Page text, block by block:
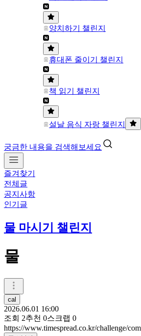
양치하기 챌린지
휴대폰 줄이기 챌린지
책 읽기 챌린지
설날 음식 자랑 챌린지
궁금한 내용을 검색해보세요
즐겨찾기
전체글
공지사항
인기글
물 마시기 챌린지
물
cal
2026.06.01 16:00
조회 2추천 0스크랩 0
https://www.timespread.co.kr/challenge/